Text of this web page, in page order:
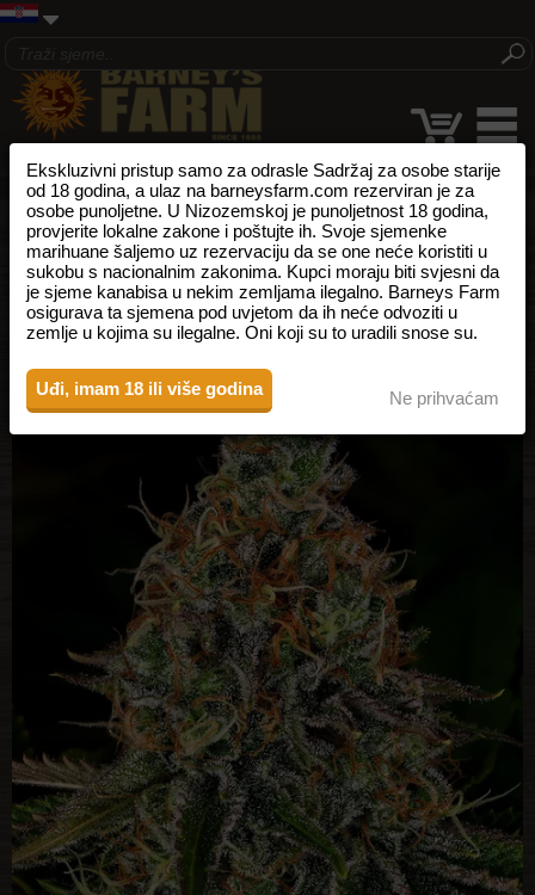
Ekskluzivni pristup samo za odrasle Sadržaj za osobe starije
od 18 godina, a ulaz na barneysfarm.com rezerviran je za
osobe punoljetne. U Nizozemskoj je punoljetnost 18 godina,
provjerite lokalne zakone i poštujte ih. Svoje sjemenke
marihuane šaljemo uz rezervaciju da se one neće koristiti u
sukobu s nacionalnim zakonima. Kupci moraju biti svjesni da
je sjeme kanabisa u nekim zemljama ilegalno. Barneys Farm
osigurava ta sjemena pod uvjetom da ih neće odvoziti u
zemlje u kojima su ilegalne. Oni koji su to uradili snose su.
Uđi, imam 18 ili više godina Ne prihvaćam